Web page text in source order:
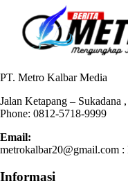
PT. Metro Kalbar Media
Jalan Ketapang –
Phone: 0812-5718-9999
Email:
metrokalbar20@gmail.com
Informasi